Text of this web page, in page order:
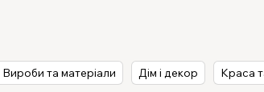
Вироби та матеріали Дім і декор Краса